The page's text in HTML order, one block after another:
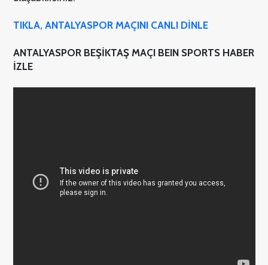
TIKLA, ANTALYASPOR MAÇINI CANLI DİNLE
ANTALYASPOR BEŞİKTAŞ MAÇI BEIN SPORTS HABER
İZLE